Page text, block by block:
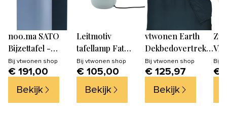
noo.ma SATO
Bijzettafel -
Frosty Blue
Bij vtwonen shop
€ 191,00
Bekijk
Leitmotiv
tafellamp Fat
Mushroom -
blauw -
29x29x25cm -
Paddenstoellamp
Bij vtwonen shop
€ 105,00
Bekijk
vtwonen Earth
Dekbedovertrek
Donkerblauw
Bij vtwonen shop
€ 125,97
Bekijk
Bij
€